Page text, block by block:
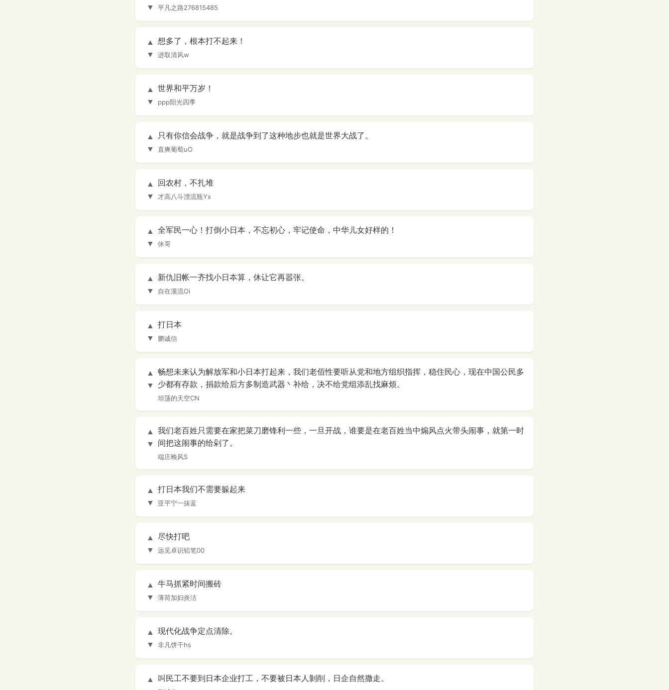
▼
平凡之路276815485
▲
▼
想多了，根本打不起来！
进取清风w
▲
▼
世界和平万岁！
ppp阳光四季
▲
▼
只有你信会战争，就是战争到了这种地步也就是世界大战了。
直爽葡萄uO
▲
▼
回农村，不扎堆
才高八斗漂流瓶Yx
▲
▼
全军民一心！打倒小日本，不忘初心，牢记使命，中华儿女好样的！
休哥
▲
▼
新仇旧帐一齐找小日夲算，休让它再嚣张。
自在溪流Oi
▲
▼
打日本
鹏诚信
▲
▼
畅想未来认为解放军和小日本打起来，我们老佰性要听从党和地方组织指挥，稳住民心，现在中国公民多
少都有存款，捐款给后方多制造武器丶补给，决不给党组添乱找麻烦。
坦荡的天空CN
▲
▼
我们老百姓只需要在家把菜刀磨锋利一些，一旦开战，谁要是在老百姓当中煽风点火带头闹事，就第一时
间把这闹事的给剁了。
端庄晚风S
▲
▼
打日本我们不需要躲起来
亚平宁一抹蓝
▲
▼
尽快打吧
远见卓识铅笔00
▲
▼
牛马抓紧时间搬砖
薄荷加妇炎洁
▲
▼
现代化战争定点清除。
非凡饼干hs
▲
叫民工不要到日本企业打工，不要被日本人剝削，日企自然撒走。